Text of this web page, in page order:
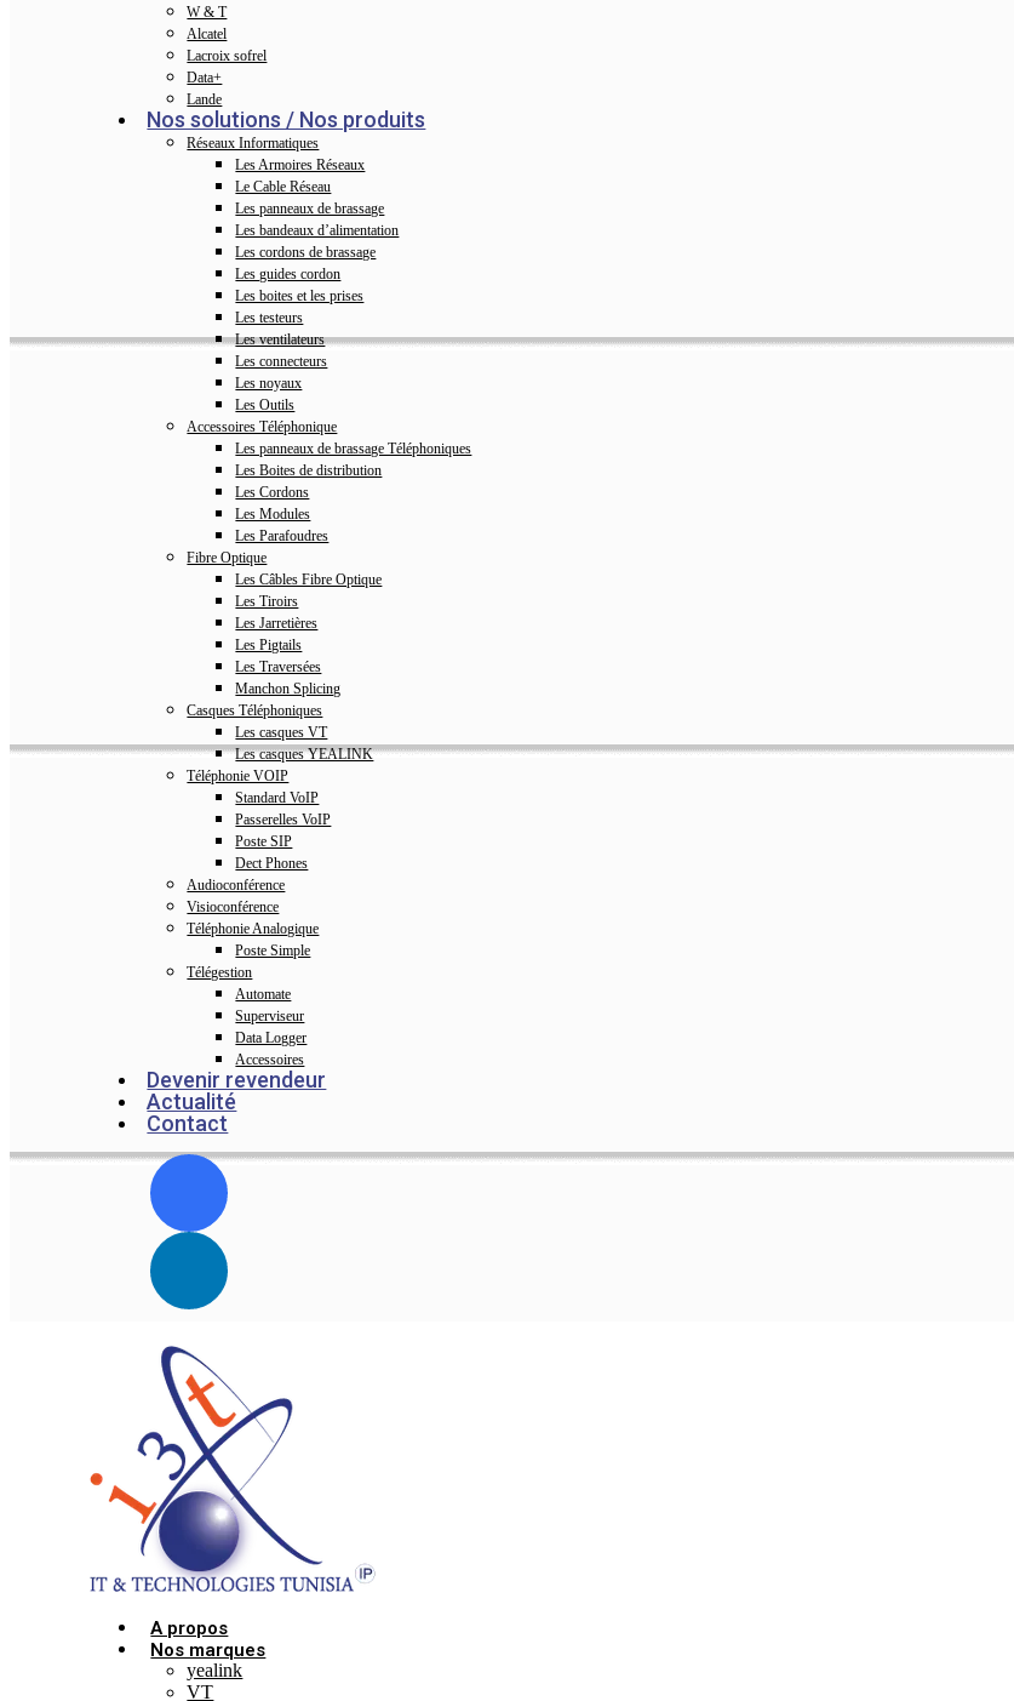
W & T
Alcatel
Lacroix sofrel
Data+
Lande
Nos solutions / Nos produits
Réseaux Informatiques
Les Armoires Réseaux
Le Cable Réseau
Les panneaux de brassage
Les bandeaux d’alimentation
Les cordons de brassage
Les guides cordon
Les boites et les prises
Les testeurs
Les ventilateurs
Les connecteurs
Les noyaux
Les Outils
Accessoires Téléphonique
Les panneaux de brassage Téléphoniques
Les Boites de distribution
Les Cordons
Les Modules
Les Parafoudres
Fibre Optique
Les Câbles Fibre Optique
Les Tiroirs
Les Jarretières
Les Pigtails
Les Traversées
Manchon Splicing
Casques Téléphoniques
Les casques VT
Les casques YEALINK
Téléphonie VOIP
Standard VoIP
Passerelles VoIP
Poste SIP
Dect Phones
Audioconférence
Visioconférence
Téléphonie Analogique
Poste Simple
Télégestion
Automate
Superviseur
Data Logger
Accessoires
Devenir revendeur
Actualité
Contact
A propos
Nos marques
yealink
VT